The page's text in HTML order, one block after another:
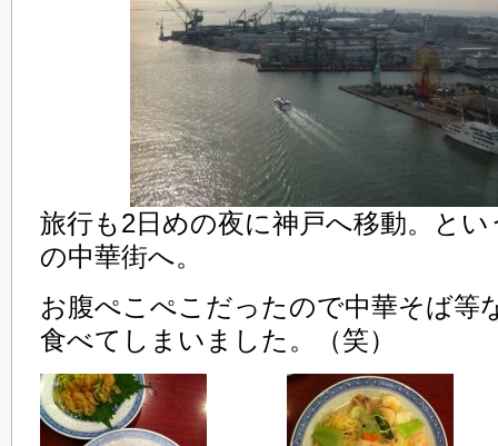
旅行も2日めの夜に神戸へ移動。と
の中華街へ。
お腹ぺこぺこだったので中華そば等
食べてしまいました。（笑）